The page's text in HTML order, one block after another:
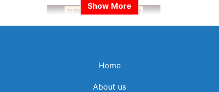
Home
About us